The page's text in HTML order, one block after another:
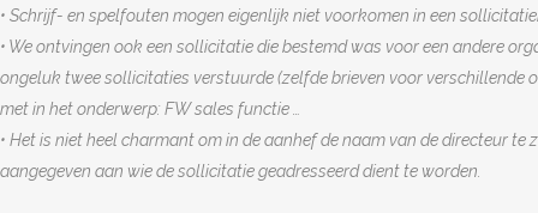
• Schrijf- en spelfouten mogen eigenlijk niet voorkomen in een
• We ontvingen ook een sollicitatie die bestemd was voor een andere
ongeluk twee sollicitaties verstuurde (zelfde brieven voor verschillende
met in het onderwerp: FW sales functie …
• Het is niet heel charmant om in de aanhef de naam van de directeur
aangegeven aan wie de sollicitatie geadresseerd dient te worden.